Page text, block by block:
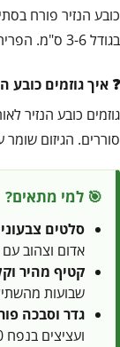
כובע הנזיר פורח
בגודל 3-6 ס"מ. הפריחה צבעונית ומרהיבה.
איך גוזמים כובע
גוזמים כובע הנזיר
סוררים. הגיזום
🎯 למי מתאים?
סלטים
אדום וצהוב
קטיף מהיר
שבועות
גדר וסבכה
ועציצים בנפח 4-10 ליטר.